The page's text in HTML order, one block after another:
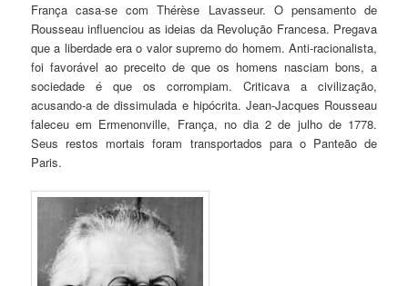
França casa-se com Thérèse Lavasseur. O pensamento de
Rousseau influenciou as ideias da Revolução Francesa. Pregava
que a liberdade era o valor supremo do homem. Anti-racionalista,
foi favorável ao preceito de que os homens nasciam bons, a
sociedade é que os corrompiam. Criticava a civilização,
acusando-a de dissimulada e hipócrita. Jean-Jacques Rousseau
faleceu em Ermenonville, França, no dia 2 de julho de 1778.
Seus restos mortais foram transportados para o Panteão de
Paris.